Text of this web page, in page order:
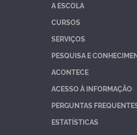
A ESCOLA
CURSOS
SERVIÇOS
PESQUISA E
ACONTECE
ACESSO À INFORMAÇÃO
PERGUNTAS
ESTATÍSTICAS